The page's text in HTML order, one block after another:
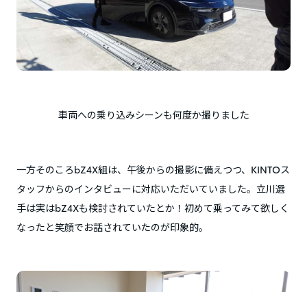
車両への乗り込みシーンも何度か撮りました
一方そのころbZ4X組は、午後からの撮影に備えつつ、KINTOス
タッフからのインタビューに対応いただいていました。立川選
手は実はbZ4Xも検討されていたとか！初めて乗ってみて欲しく
なったと笑顔でお話されていたのが印象的。